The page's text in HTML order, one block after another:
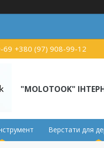
69 +380 (97) 908-99-12
"MOLOTOOK"
Верстати для